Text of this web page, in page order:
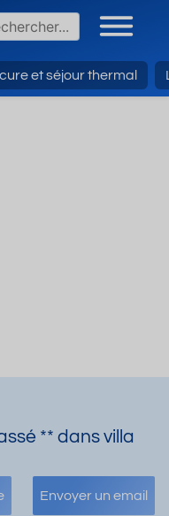
et séjour thermal
** dans villa
Envoyer un email